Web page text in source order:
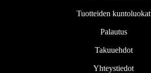
Tuotteiden kuntoluokat
Palautus
Takuuehdot
Yhteystiedot